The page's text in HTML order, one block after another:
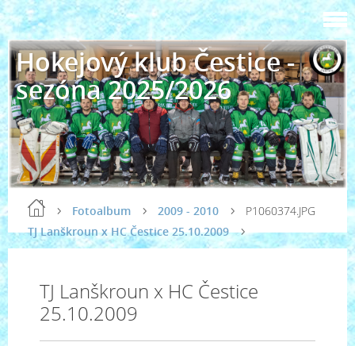
Hokejový klub Čestice -
sezóna 2025/2026
Fotoalbum
2009 - 2010
TJ Lanškroun x HC Čestice 25.10.2009
P1060374.JPG
TJ Lanškroun x HC Čestice
25.10.2009